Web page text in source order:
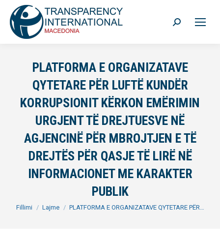
Search:
PLATFORMA E ORGANIZATAVE
QYTETARE PËR LUFTË KUNDËR
KORRUPSIONIT KËRKON EMËRIMIN
URGJENT TË DREJTUESVE NË
AGJENCINË PËR MBROJTJEN E TË
DREJTËS PËR QASJE TË LIRË NË
INFORMACIONET ME KARAKTER
PUBLIK
You are here:
Fillimi Lajme PLATFORMA E ORGANIZATAVE QYTETARE PËR…